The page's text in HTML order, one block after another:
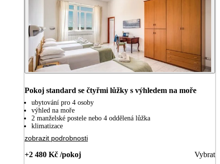
Pokoj standard se čtyřmi lůžky s výhledem na moře
ubytování pro 4 osoby
výhled na moře
2 manželské postele nebo 4 oddělená lůžka
klimatizace
zobrazit podrobnosti
+2 480 Kč /pokoj Vybrat